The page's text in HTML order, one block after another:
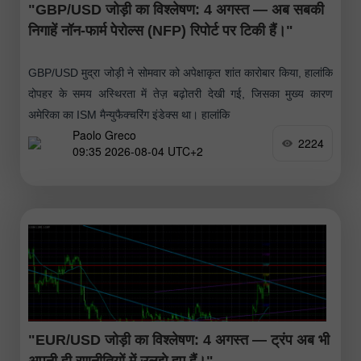
"GBP/USD जोड़ी का विश्लेषण: 4 अगस्त — अब सबकी
निगाहें नॉन-फार्म पेरोल्स (NFP) रिपोर्ट पर टिकी हैं।"
GBP/USD मुद्रा जोड़ी ने सोमवार को अपेक्षाकृत शांत कारोबार किया, हालांकि
दोपहर के समय अस्थिरता में तेज़ बढ़ोतरी देखी गई, जिसका मुख्य कारण
अमेरिका का ISM मैन्युफैक्चरिंग इंडेक्स था। हालांकि
Paolo Greco
09:35 2026-08-04 UTC+2
2224
"EUR/USD जोड़ी का विश्लेषण: 4 अगस्त — ट्रंप अब भी